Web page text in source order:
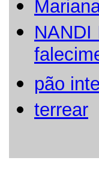
NANDI
pão
terrear